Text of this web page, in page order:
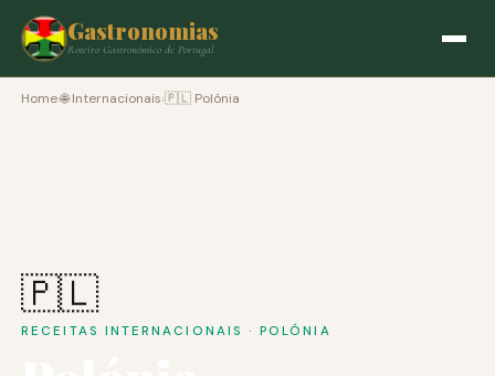
Gastronomias
Roteiro Gastronómico de Portugal
Home›🌐 Internacionais›🇵🇱 Polónia
🇵🇱
RECEITAS INTERNACIONAIS · POLÓNIA